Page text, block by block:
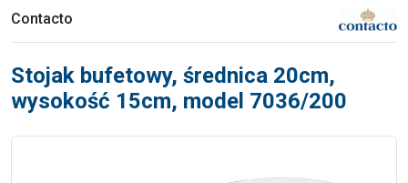
Contacto
Stojak bufetowy, średnica 20cm,
wysokość 15cm, model 7036/200